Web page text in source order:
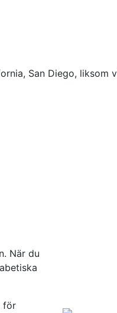
San Diego, liksom
När du
för